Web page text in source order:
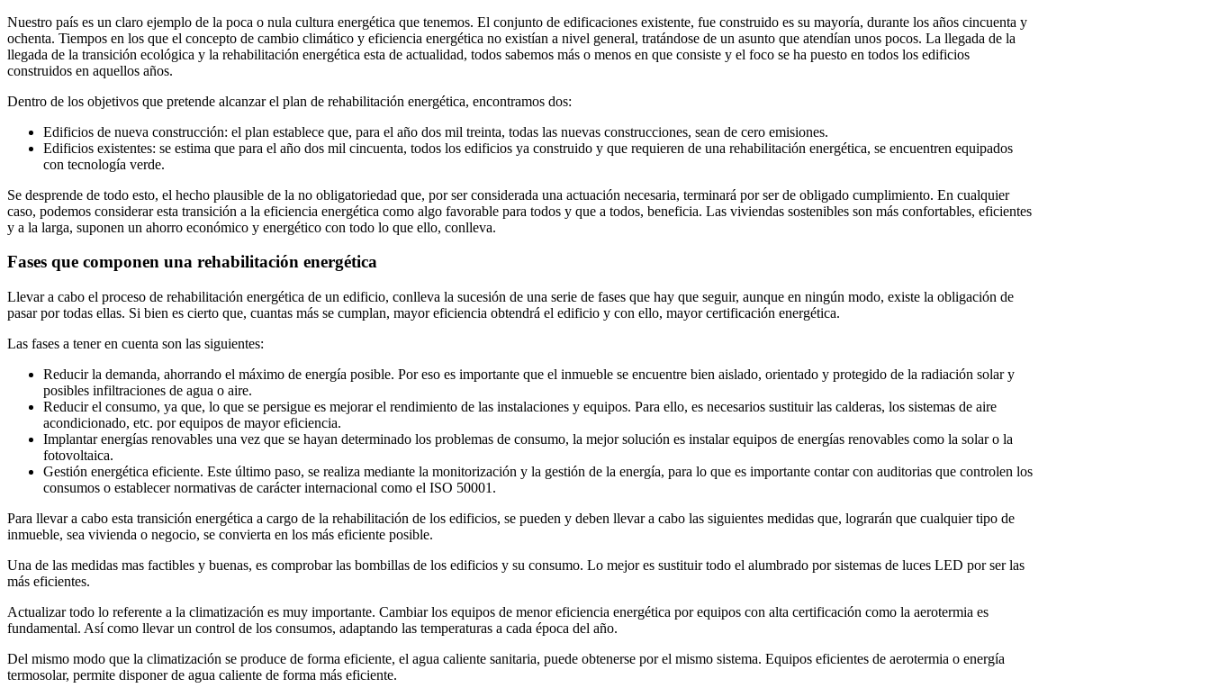
Nuestro país es un claro ejemplo de la poca o nula cultura energética que tenemos. El conjunto de edificaciones existente, fue construido es su mayoría, durante los años cincuenta y
ochenta. Tiempos en los que el concepto de cambio climático y eficiencia energética no existían a nivel general, tratándose de un asunto que atendían unos pocos. La llegada de la
llegada de la transición ecológica y la rehabilitación energética esta de actualidad, todos sabemos más o menos en que consiste y el foco se ha puesto en todos los edificios
construidos en aquellos años.
Dentro de los objetivos que pretende alcanzar el plan de rehabilitación energética, encontramos dos:
Edificios de nueva construcción: el plan establece que, para el año dos mil treinta, todas las nuevas construcciones, sean de cero emisiones.
Edificios existentes: se estima que para el año dos mil cincuenta, todos los edificios ya construido y que requieren de una rehabilitación energética, se encuentren equipados
con tecnología verde.
Se desprende de todo esto, el hecho plausible de la no obligatoriedad que, por ser considerada una actuación necesaria, terminará por ser de obligado cumplimiento. En cualquier
caso, podemos considerar esta transición a la eficiencia energética como algo favorable para todos y que a todos, beneficia. Las viviendas sostenibles son más confortables, eficientes
y a la larga, suponen un ahorro económico y energético con todo lo que ello, conlleva.
Fases que componen una rehabilitación energética
Llevar a cabo el proceso de rehabilitación energética de un edificio, conlleva la sucesión de una serie de fases que hay que seguir, aunque en ningún modo, existe la obligación de
pasar por todas ellas. Si bien es cierto que, cuantas más se cumplan, mayor eficiencia obtendrá el edificio y con ello, mayor certificación energética.
Las fases a tener en cuenta son las siguientes:
Reducir la demanda, ahorrando el máximo de energía posible. Por eso es importante que el inmueble se encuentre bien aislado, orientado y protegido de la radiación solar y
posibles infiltraciones de agua o aire.
Reducir el consumo, ya que, lo que se persigue es mejorar el rendimiento de las instalaciones y equipos. Para ello, es necesarios sustituir las calderas, los sistemas de aire
acondicionado, etc. por equipos de mayor eficiencia.
Implantar energías renovables una vez que se hayan determinado los problemas de consumo, la mejor solución es instalar equipos de energías renovables como la solar o la
fotovoltaica.
Gestión energética eficiente. Este último paso, se realiza mediante la monitorización y la gestión de la energía, para lo que es importante contar con auditorias que controlen los
consumos o establecer normativas de carácter internacional como el ISO 50001.
Para llevar a cabo esta transición energética a cargo de la rehabilitación de los edificios, se pueden y deben llevar a cabo las siguientes medidas que, lograrán que cualquier tipo de
inmueble, sea vivienda o negocio, se convierta en los más eficiente posible.
Una de las medidas mas factibles y buenas, es comprobar las bombillas de los edificios y su consumo. Lo mejor es sustituir todo el alumbrado por sistemas de luces LED por ser las
más eficientes.
Actualizar todo lo referente a la climatización es muy importante. Cambiar los equipos de menor eficiencia energética por equipos con alta certificación como la aerotermia es
fundamental. Así como llevar un control de los consumos, adaptando las temperaturas a cada época del año.
Del mismo modo que la climatización se produce de forma eficiente, el agua caliente sanitaria, puede obtenerse por el mismo sistema. Equipos eficientes de aerotermia o energía
termosolar, permite disponer de agua caliente de forma más eficiente.